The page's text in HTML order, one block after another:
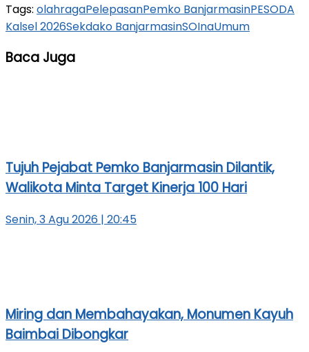
Tags: olahragaPelepasanPemko BanjarmasinPESODA
Kalsel 2026Sekdako BanjarmasinSOInaUmum
Baca Juga
Tujuh Pejabat Pemko Banjarmasin Dilantik,
Walikota Minta Target Kinerja 100 Hari
Senin, 3 Agu 2026 | 20:45
Miring dan Membahayakan, Monumen Kayuh
Baimbai Dibongkar